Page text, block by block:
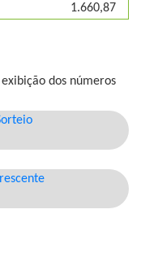
1.660,87
dos números